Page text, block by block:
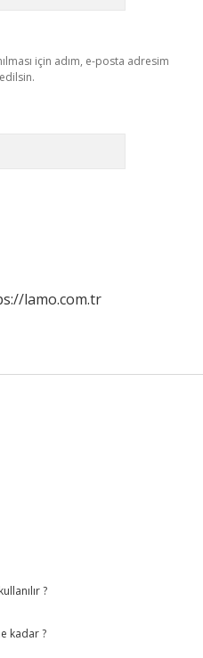
için adım, e-posta adresim
lamo.com.tr
?
kadar ?